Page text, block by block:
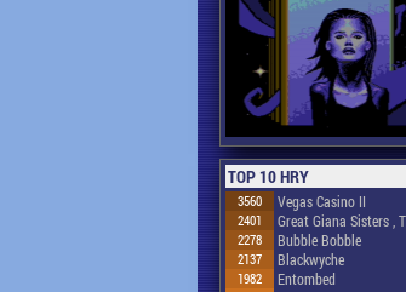
TOP 10 HRY
3560 Vegas Casino II
2401 Great Giana Sisters ,
2278 Bubble Bobble
2137 Blackwyche
1982 Entombed